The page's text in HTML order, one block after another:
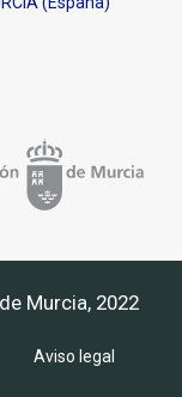
Murcia, 2022
Aviso legal